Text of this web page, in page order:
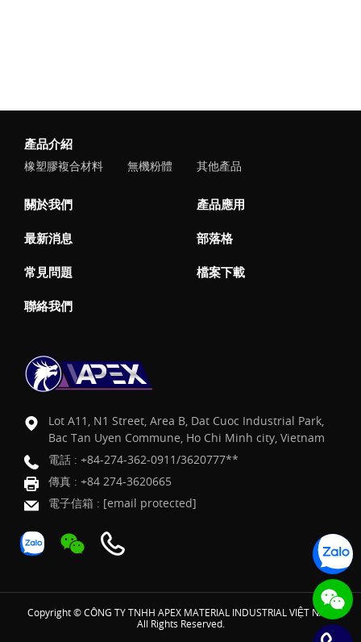
產品介紹
橡塑膠複合材料 無機粉體 其他產品
關於我們 產品應用
最新消息 部落格
常見問題 檔案下載
聯絡我們
Lot A11, N1 Street, Area B, Dat Cuoc Industrial Park,
Bac Tan Uyen Commune, Ho Chi Minh city, Vietnam
電話 : +84-274-362-0911/3620777**
傳真 : +84 274-3620665
電子信箱 : [email protected]
Copyright © CÔNG TY TNHH APEX MATERIAL INDUSTRIAL VIỆT NAM
All Rights Reserved.